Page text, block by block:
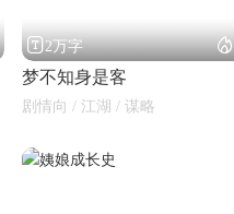
2万字 
梦不知身是客
剧情向 / 江湖 / 谋略